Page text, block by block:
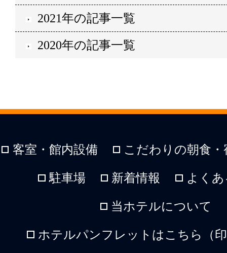
2021年の記事一覧
2020年の記事一覧
客室・館内設備 こだわりの朝食
駐車場 新着情報 よく
当ホテルについて
ホテルパンフレットはこちら（